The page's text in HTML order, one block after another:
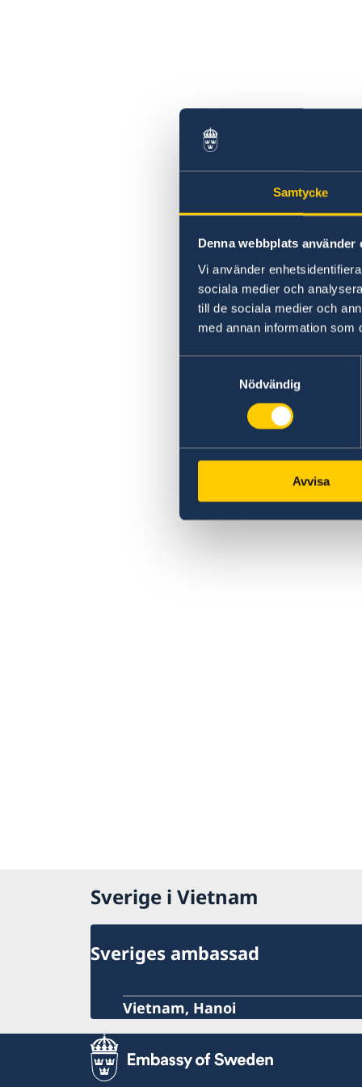
Samtycke
Denna webbplats använder
Vi använder
sociala medier och
till de sociala medier och
med annan information som
Nödvändig
Avvisa
Sverige i Vietnam
Sveriges ambassad
Vietnam, Hanoi